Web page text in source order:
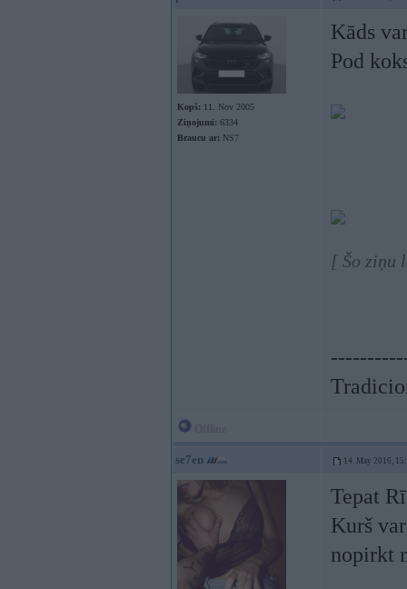
Kopš: 11. Nov 2005
Ziņojumi: 6334
Braucu ar: NS7
Kāds
Pod
[ Šo ziņu
se7en 14. May 2016,
Tepat
Kurš
nopirkt